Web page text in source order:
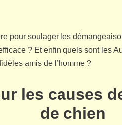
pour soulager les
? Et enfin quels sont les
amis de l’homme ?
les causes
de chien